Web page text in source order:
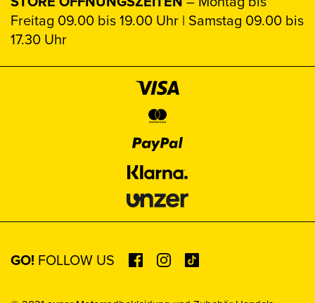
Freitag 09.00 bis 19.00 Uhr | Samstag 09.00 bis
17.30 Uhr
GO! FOLLOW US